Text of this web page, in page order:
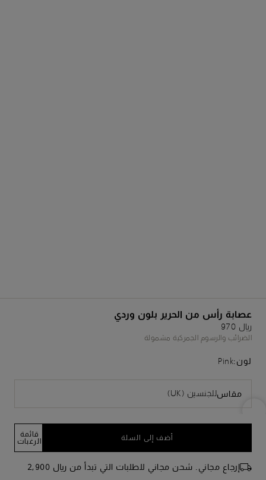
عصابة رأس من الحرير بلون وردي
﷼ 970
الضرائب والرسوم الجمركية مشمولة
لون:Pink
مقاسللجنسين (UK)
أضف إلى السلة
قائمة
الرغبات
إرجاع مجاني. شحن مجاني للطلبات التي تبدأ من ﷼ 2,900